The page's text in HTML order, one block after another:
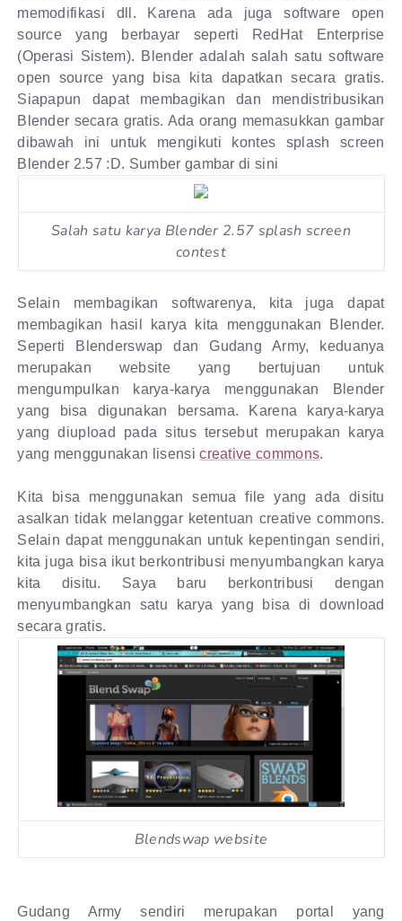
memodifikasi dll. Karena ada juga software open
source yang berbayar seperti RedHat Enterprise
(Operasi Sistem). Blender adalah salah satu software
open source yang bisa kita dapatkan secara gratis.
Siapapun dapat membagikan dan mendistribusikan
Blender secara gratis. Ada orang memasukkan gambar
dibawah ini untuk mengikuti kontes splash screen
Blender 2.57 :D. Sumber gambar di sini
Salah satu karya Blender 2.57 splash screen
contest
Selain membagikan softwarenya, kita juga dapat
membagikan hasil karya kita menggunakan Blender.
Seperti Blenderswap dan Gudang Army, keduanya
merupakan website yang bertujuan untuk
mengumpulkan karya-karya menggunakan Blender
yang bisa digunakan bersama. Karena karya-karya
yang diupload pada situs tersebut merupakan karya
yang menggunakan lisensicreative commons.
Kita bisa menggunakan semua file yang ada disitu
asalkan tidak melanggar ketentuan creative commons.
Selain dapat menggunakan untuk kepentingan sendiri,
kita juga bisa ikut berkontribusi menyumbangkan karya
kita disitu. Saya baru berkontribusi dengan
menyumbangkan satu karya yang bisa di download
secara gratis.
Blendswap website
Gudang Army sendiri merupakan portal yang